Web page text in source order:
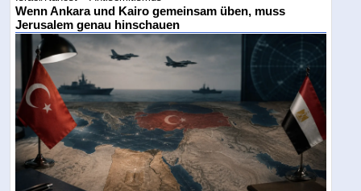
Wenn Ankara und Kairo gemeinsam üben, muss
Jerusalem genau hinschauen